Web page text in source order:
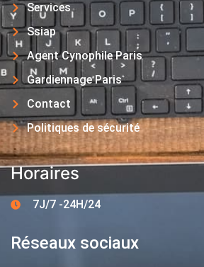
Services
Ssiap
Agent Cynophile Paris
Gardiennage Paris
Contact
Politiques de sécurité
Horaires
7J/7 -24H/24
Réseaux sociaux